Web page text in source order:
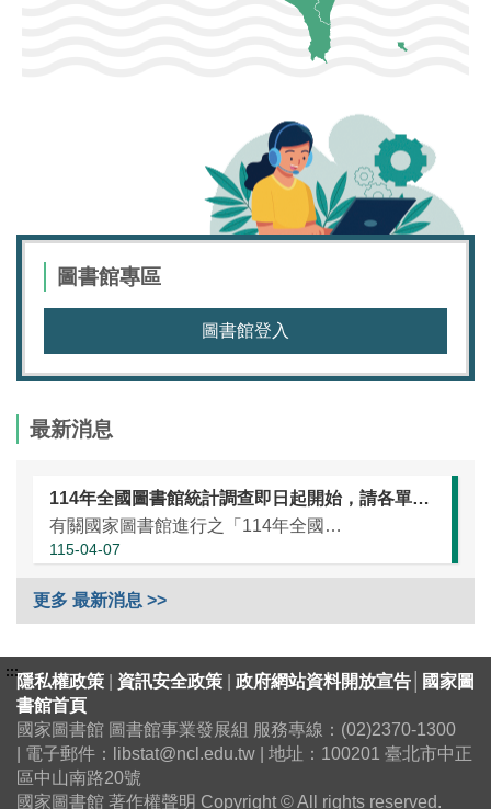
圖書館專區
圖書館登入
最新消息
114年全國圖書館統計調查即日起開始，請各單位協助於本（115）年5月25日前完成統計資訊填報（延長至7月10日）
有關國家圖書館進行之「114年全國圖書館統計」調查，涵蓋全國大專校院圖書館、國民小學圖書館、國民中學圖書館、高級中等學校暨特殊教育學校圖書館，以及專門圖書館，藉由相關統計數據之蒐集，將有助瞭解我國各類...
115-04-07
更多 最新消息 >>
:::隱私權政策 資訊安全政策 政府網站資料開放宣告
國家圖
書館首頁
國家圖書館 圖書館事業發展組 服務專線：(02)2370-1300
| 電子郵件：libstat@ncl.edu.tw | 地址：100201 臺北市中正
區中山南路20號
國家圖書館 著作權聲明 Copyright © All rights reserved.